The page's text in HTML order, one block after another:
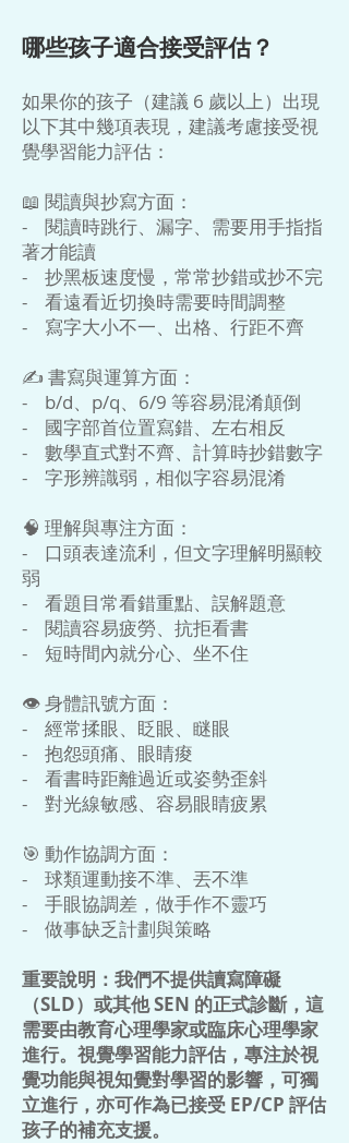
哪些孩子適合接受評估？
如果你的孩子（建議 6 歲以上）出現
以下其中幾項表現，建議考慮接受視
覺學習能力評估：
📖 閱讀與抄寫方面：
- 閱讀時跳行、漏字、需要用手指指
著才能讀
- 抄黑板速度慢，常常抄錯或抄不完
- 看遠看近切換時需要時間調整
- 寫字大小不一、出格、行距不齊
✍️ 書寫與運算方面：
- b/d、p/q、6/9 等容易混淆顛倒
- 國字部首位置寫錯、左右相反
- 數學直式對不齊、計算時抄錯數字
- 字形辨識弱，相似字容易混淆
🧠 理解與專注方面：
- 口頭表達流利，但文字理解明顯較
弱
- 看題目常看錯重點、誤解題意
- 閱讀容易疲勞、抗拒看書
- 短時間內就分心、坐不住
👁️ 身體訊號方面：
- 經常揉眼、眨眼、瞇眼
- 抱怨頭痛、眼睛痠
- 看書時距離過近或姿勢歪斜
- 對光線敏感、容易眼睛疲累
🎯 動作協調方面：
- 球類運動接不準、丟不準
- 手眼協調差，做手作不靈巧
- 做事缺乏計劃與策略
重要說明：我們不提供讀寫障礙
（SLD）或其他 SEN 的正式診斷，這
需要由教育心理學家或臨床心理學家
進行。視覺學習能力評估，專注於視
覺功能與視知覺對學習的影響，可獨
立進行，亦可作為已接受 EP/CP 評估
孩子的補充支援。